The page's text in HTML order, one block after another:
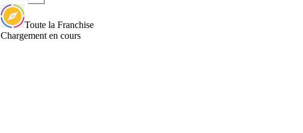
Toute la Franchise
Chargement en cours